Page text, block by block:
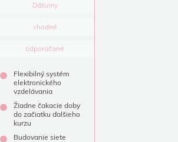
Dátumy
vhodné
odporúčané
Flexibilný systém
elektronického
vzdelávania
Žiadne čakacie doby
do začiatku ďalšieho
kurzu
Budovanie siete